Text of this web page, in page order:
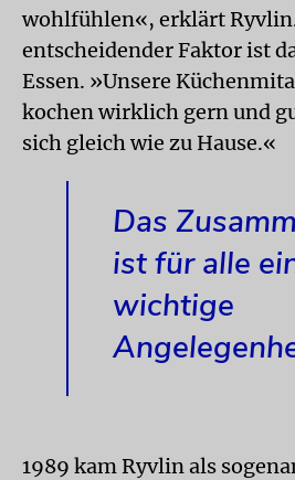
wohlfühlen«, erklärt
entscheidender Faktor ist
Essen. »Unsere
kochen wirklich gern und
sich gleich wie zu Hause.«
Das
ist für alle
wichtige
1989 kam Ryvlin als